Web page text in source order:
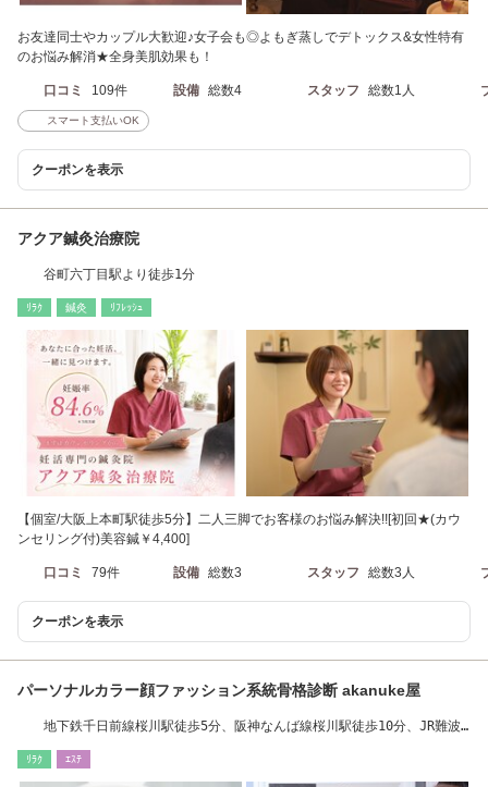
お友達同士やカップル大歓迎♪女子会も◎よもぎ蒸しでデトックス&女性特有
のお悩み解消★全身美肌効果も！
口コミ 109件 設備 総数4 スタッフ 総数1人
スマート支払いOK
クーポンを表示
アクア鍼灸治療院
谷町六丁目駅より徒歩1分
ﾘﾗｸ 鍼灸 ﾘﾌﾚｯｼｭ
【個室/大阪上本町駅徒歩5分】二人三脚でお客様のお悩み解決!![初回★(カウ
ンセリング付)美容鍼￥4,400]
口コミ 79件 設備 総数3 スタッフ 総数3人
クーポンを表示
パーソナルカラー顔ファッション系統骨格診断 akanuke屋
地下鉄千日前線桜川駅徒歩5分、阪神なんば線桜川駅徒歩10分、JR難波
ﾘﾗｸ ｴｽﾃ